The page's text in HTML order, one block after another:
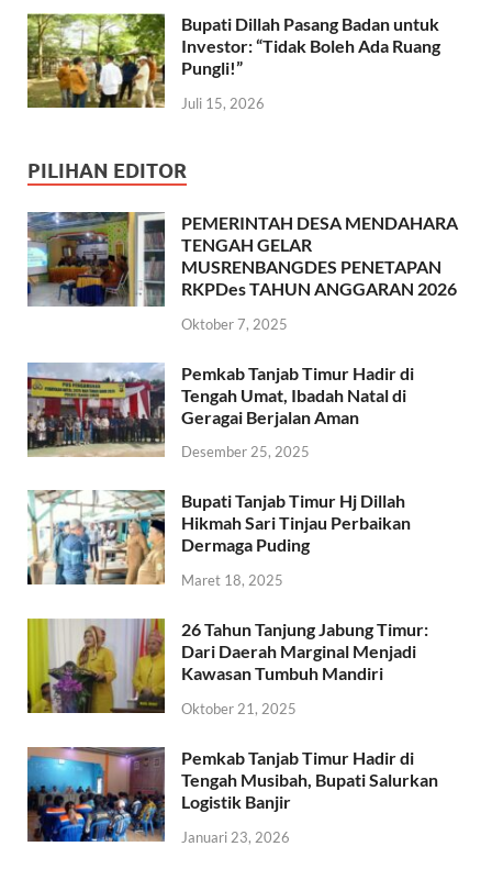
Bupati Dillah Pasang Badan untuk
Investor: “Tidak Boleh Ada Ruang
Pungli!”
Juli 15, 2026
PILIHAN EDITOR
PEMERINTAH DESA MENDAHARA
TENGAH GELAR
MUSRENBANGDES PENETAPAN
RKPDes TAHUN ANGGARAN 2026
Oktober 7, 2025
Pemkab Tanjab Timur Hadir di
Tengah Umat, Ibadah Natal di
Geragai Berjalan Aman
Desember 25, 2025
Bupati Tanjab Timur Hj Dillah
Hikmah Sari Tinjau Perbaikan
Dermaga Puding
Maret 18, 2025
26 Tahun Tanjung Jabung Timur:
Dari Daerah Marginal Menjadi
Kawasan Tumbuh Mandiri
Oktober 21, 2025
Pemkab Tanjab Timur Hadir di
Tengah Musibah, Bupati Salurkan
Logistik Banjir
Januari 23, 2026